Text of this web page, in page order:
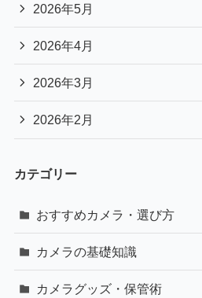
2026年5月
2026年4月
2026年3月
2026年2月
カテゴリー
おすすめカメラ・選び方
カメラの基礎知識
カメラグッズ・保管術